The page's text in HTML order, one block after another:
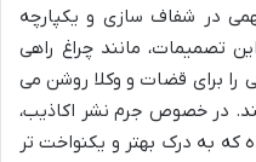
در شفاف سازی و یکپارچه
تصمیمات، مانند چراغ راهی
برای قضات و وکلا روشن می
در خصوص جرم نشر اکاذیب،
به درک بهتر و یکنواخت تر